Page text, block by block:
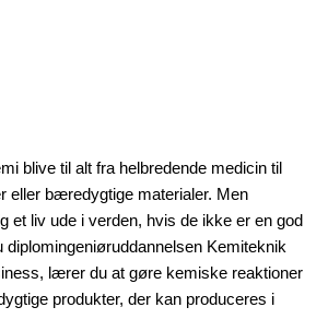
blive til alt fra helbredende medicin til
eller bæredygtige materialer. Men
et liv ude i verden, hvis de ikke er en god
Kemiteknik
lærer du at gøre kemiske reaktioner
produkter, der kan produceres i